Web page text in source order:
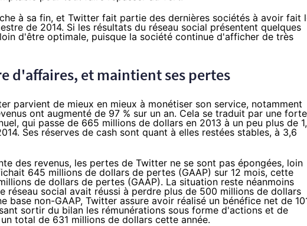
à sa fin, et Twitter fait partie des dernières sociétés à avoir fait
de 2014. Si les résultats du réseau social présentent quelques
d'être optimale, puisque la société continue d'afficher de très
d'affaires, et maintient ses pertes
parvient de mieux en mieux à monétiser son service, notamment
ont augmenté de 97 % sur un an. Cela se traduit par une forte
qui passe de 665 millions de dollars en 2013 à un peu plus de
Ses réserves de cash sont quant à elles restées stables, à 3,6
des revenus, les pertes de Twitter ne se sont pas épongées, loin
645 millions de dollars de pertes (GAAP) sur 12 mois, cette
de dollars de pertes (GAAP). La situation reste néanmoins
réseau social avait réussi à perdre plus de 500 millions de dollars
base non-GAAP, Twitter assure avoir réalisé un bénéfice net de
sortir du bilan les rémunérations sous forme d'actions et de
total de 631 millions de dollars cette année.